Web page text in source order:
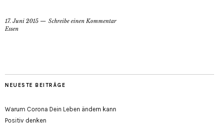
17. Juni 2015
Schreibe einen Kommentar
Essen
NEUESTE BEITRÄGE
Warum Corona Dein Leben ändern kann
Positiv denken